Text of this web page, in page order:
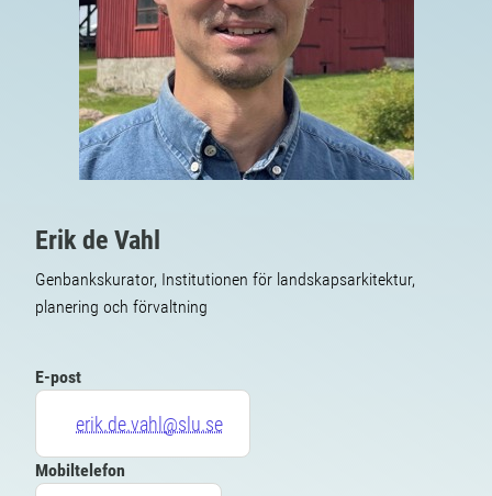
Erik de Vahl
Genbankskurator, Institutionen för landskapsarkitektur,
planering och förvaltning
E-post
erik.de.vahl@slu.se
Mobiltelefon